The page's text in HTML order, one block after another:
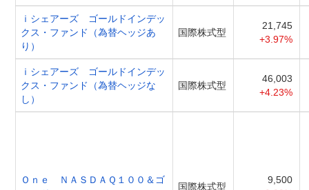
ｉシェアーズ ゴールドインデッ
クス・ファンド（為替ヘッジあ
り）
国際株式型
21,745
+3.97%
ｉシェアーズ ゴールドインデッ
クス・ファンド（為替ヘッジな
し）
国際株式型
46,003
+4.23%
Ｏｎｅ ＮＡＳＤＡＱ１００＆ゴ
国際株式型
9,500